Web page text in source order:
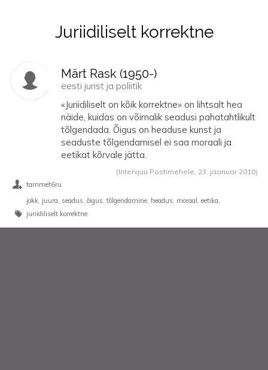
Tsitaadid teemaljuriidiliselt
Juriidiliselt korrektne
Märt Rask (1950-)
eesti jurist ja poliitik
«Juriidiliselt on kõik korrektne» on lihtsalt hea
näide, kuidas on võimalik seadusi pahatahtlikult
tõlgendada. Õigus on headuse kunst ja
seaduste tõlgendamisel ei saa moraali ja
eetikat kõrvale jätta.
(Intervjuu Postimehele, 23. jaanuar 2010)
tammet6ru
jokk juura seadus õigus tõlgendamine headus moraal eetika
juriidiliselt korrektne